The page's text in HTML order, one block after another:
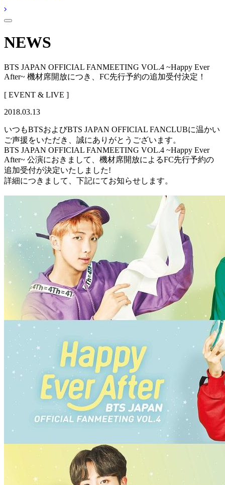
NEWS
BTS JAPAN OFFICIAL FANMEETING VOL.4 ~Happy Ever
After~ 機材席開放につき、FC先行予約の追加受付決定！
[ EVENT & LIVE ]
2018.03.13
いつもBTSおよびBTS JAPAN OFFICIAL FANCLUBに温かい
ご声援をいただき、誠にありがとうございます。
BTS JAPAN OFFICIAL FANMEETING VOL.4 ~Happy Ever
After~ 公演におきまして、機材席開放によるFC先行予約の
追加受付が決定いたしました!
詳細につきまして、下記にてお知らせします。